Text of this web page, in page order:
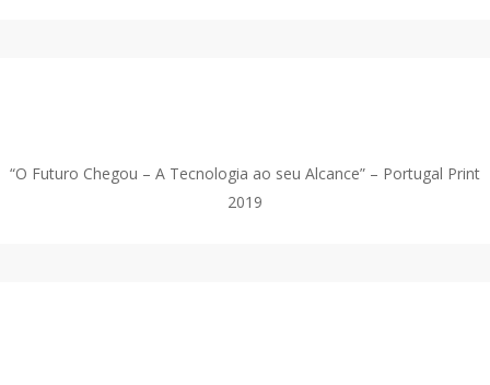
“O Futuro Chegou – A Tecnologia ao seu Alcance” – Portugal Print
2019